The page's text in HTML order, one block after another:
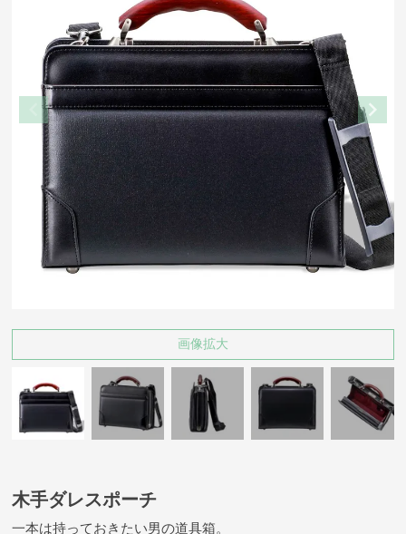
画像拡大
木手ダレスポーチ
一本は持っておきたい男の道具箱。